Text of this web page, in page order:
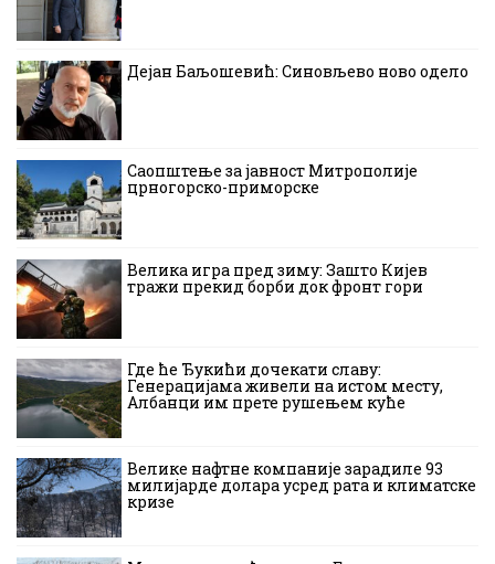
Дејан Баљошевић: Синовљево ново одело
Саопштење за јавност Митрополије
црногорско-приморске
Велика игра пред зиму: Зашто Кијев
тражи прекид борби док фронт гори
Где ће Ђукићи дочекати славу:
Генерацијама живели на истом месту,
Албанци им прете рушењем куће
Велике нафтне компаније зарадиле 93
милијарде долара усред рата и климатске
кризе